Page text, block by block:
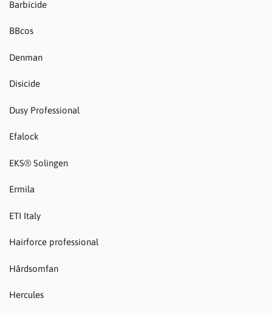
Barbicide
BBcos
Denman
Disicide
Dusy Professional
Efalock
EKS® Solingen
Ermila
ETI Italy
Hairforce professional
Hårdsomfan
Hercules